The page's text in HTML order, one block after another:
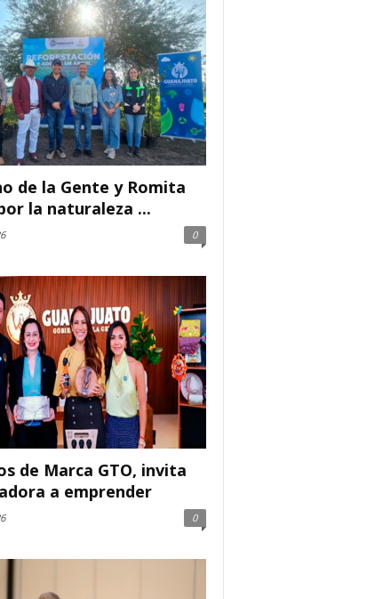
de la Gente y Romita
la naturaleza ...
0
de Marca GTO, invita
a emprender
0